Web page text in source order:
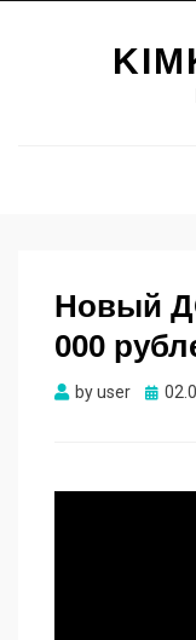
Новый
000
byuser